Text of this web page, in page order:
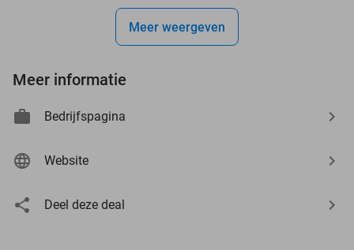
Meer weergeven
Meer informatie
Bedrijfspagina
Website
Deel deze deal